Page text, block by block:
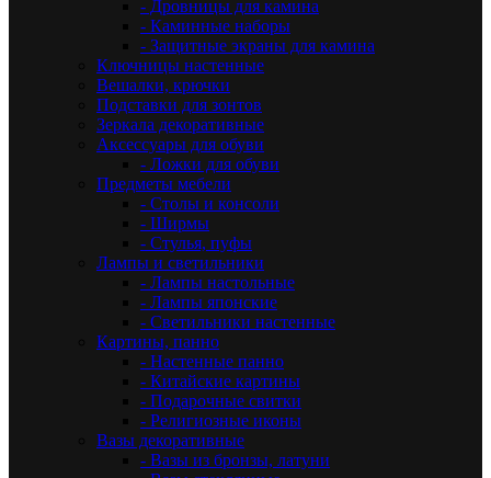
- Дровницы для камина
- Каминные наборы
- Защитные экраны для камина
Ключницы настенные
Вешалки, крючки
Подставки для зонтов
Зеркала декоративные
Аксессуары для обуви
- Ложки для обуви
Предметы мебели
- Столы и консоли
- Ширмы
- Стулья, пуфы
Лампы и светильники
- Лампы настольные
- Лампы японские
- Светильники настенные
Картины, панно
- Настенные панно
- Китайские картины
- Подарочные свитки
- Религиозные иконы
Вазы декоративные
- Вазы из бронзы, латуни